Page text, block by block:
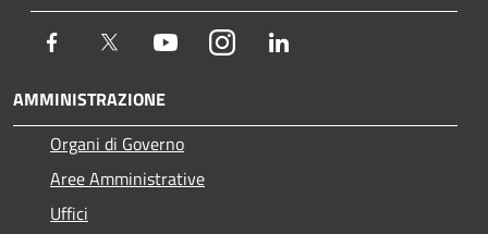
Facebook Twitter YoutubeInstagram
AMMINISTRAZIONE
Organi di Governo
Aree Amministrative
Uffici